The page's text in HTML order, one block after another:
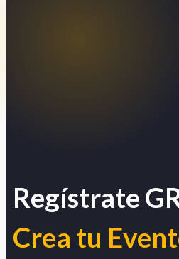
Regístrate
Crea tu